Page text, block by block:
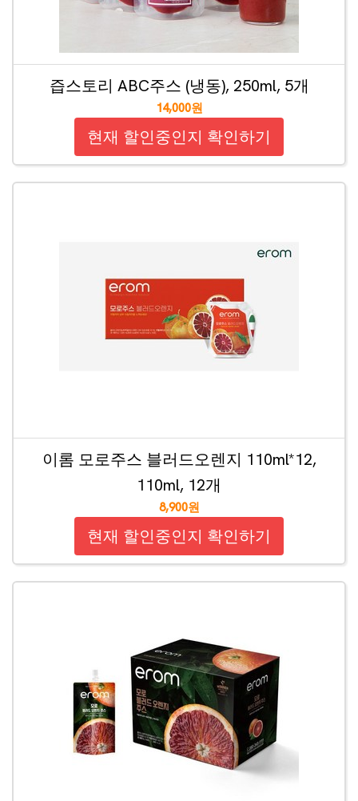
즙스토리 ABC주스 (냉동), 250ml, 5개
14,000원
현재 할인중인지 확인하기
이롬 모로주스 블러드오렌지 110ml*12,
110ml, 12개
8,900원
현재 할인중인지 확인하기